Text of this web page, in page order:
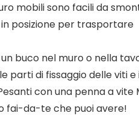
mobili sono facili da
posizione per trasportare
buco nel muro o nella
parti di fissaggio delle viti e
con una penna a vite
fai-da-te che puoi avere!